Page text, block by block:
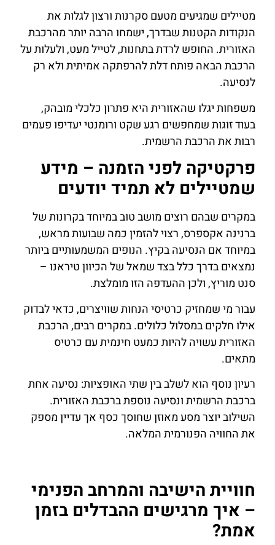
מטיילים שמגיעים מטעם סקרנות ורצון לגלות את
הנקודות הקטנות שבדרך, ישמחו הרבה יותר מהרכבת
האזורית. החופש לרדת בתחנות, לטייל מעט, ולעלות על
הרכבת הבאה פותח דלת להרפתקה אמיתית ולא רק
לנסיעה.
משפחות יגלו שהאזורית היא פתרון כלכלי מובהק,
בעוד זוגות שמחפשים רגע שקט ורומנטי יעדיפו פעמים
רבות את הרכבת הרשמית.
פרקטיקה לפני הזמנה – מידע
שמטיילים לא תמיד יודעים
במקרים שבהם רוצים מושב טוב במיוחד בקרונות של
ברנינה אקספרס, רצוי להזמין כמה שבועות מראש,
במיוחד אם הנסיעה בקיץ. הנופים המשמעותיים ביותר
נמצאים בדרך כלל בצד שמאל של הכיוון טיראנו –
סנט מוריץ, ולכן ההעדפה הזו מומלצת.
עבור מי שמחזיק כרטיסי הנחות שוויצרים, כדאי לבדוק
אילו חלקים במסלול כלולים. במקרים רבים, הרכבת
האזורית עשויה להיות כמעט חינמית עם כרטיס
מתאים.
רעיון נוסף הוא לשלב בין שתי האופציות: נסיעה אחת
ברכבת הרשמית ונסיעה נוספת ברכבת האזורית.
השילוב יוצר מסע מאוזן שחוסך כסף אך עדיין מספק
את החוויה הפנורמית המלאה.
חוויית הישיבה והמרחב הפנימי
– איך מרגישים ההבדלים בזמן
אמת?